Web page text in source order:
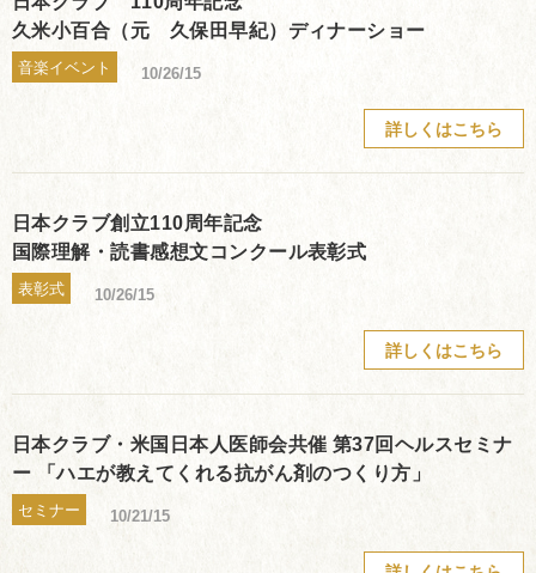
久米小百合（元 久保田早紀）ディナーショー
音楽イベント 10/26/15
詳しくはこちら
日本クラブ創立110周年記念
国際理解・読書感想文コンクール表彰式
表彰式 10/26/15
詳しくはこちら
日本クラブ・米国日本人医師会共催 第37回ヘルスセミナ
ー 「ハエが教えてくれる抗がん剤のつくり方」
セミナー 10/21/15